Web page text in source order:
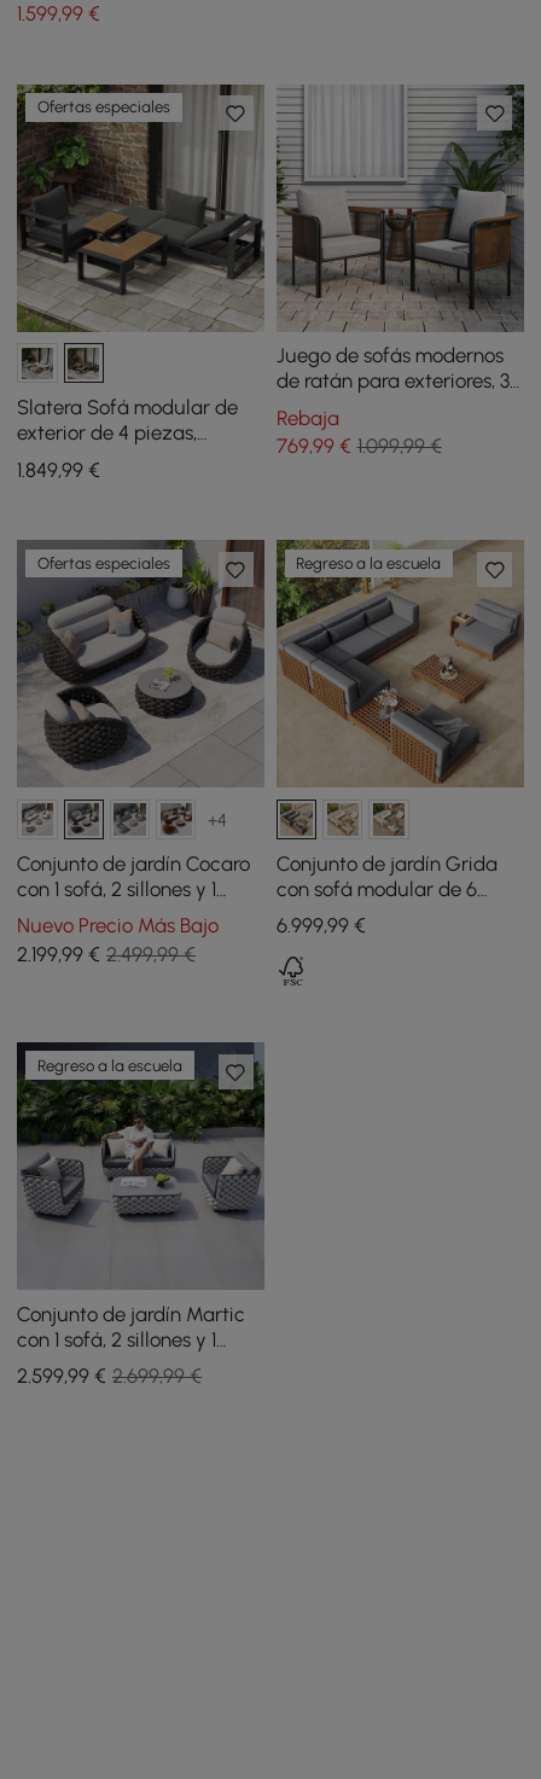
1.599,99 €
Ofertas especiales
Slatera Sofá modular de
exterior de 4 piezas,
aluminio y acacia para 4
personas en gris claro
1.849,99 €
Juego de sofás modernos
de ratán para exteriores, 3
piezas, con tapa de cristal
y cojín gris
Rebaja
769,99€ 1.099,99 €
Ofertas especiales
+4
Conjunto de jardín Cocaro
con 1 sofá, 2 sillones y 1
mesa de centro de cuerda
tejida - gris oscuro
Nuevo Precio Más Bajo
2.199,99 € 2.499,99 €
Regreso a la escuela
Conjunto de jardín Grida
con sofá modular de 6
piezas, 2 mesas de centro y
1 mesa auxiliar de madera
de teca - gris
6.999,99€
Regreso a la escuela
Conjunto de jardín Martic
con 1 sofá, 2 sillones y 1
mesa de centro de cuerda
tejida
2.599,99 € 2.699,99 €